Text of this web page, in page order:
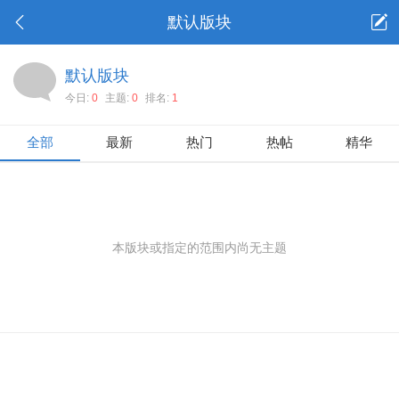
默认版块
默认版块
今日: 0 主题: 0 排名: 1
全部 最新 热门 热帖 精华
本版块或指定的范围内尚无主题